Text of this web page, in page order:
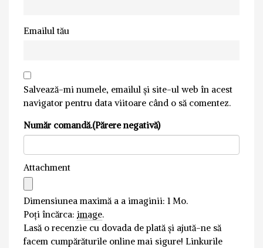
Emailul tău
Salvează-mi numele, emailul și site-ul web în acest
navigator pentru data viitoare când o să comentez.
Număr comandă.(Părere negativă)
Attachment
Dimensiunea maximă a a imaginii: 1 Mo.
Poți încărca: image.
Lasă o recenzie cu dovada de plată și ajută-ne să
facem cumpărăturile online mai sigure! Linkurile